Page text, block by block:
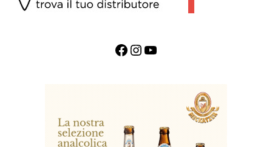
Facebook InstagramYouTube